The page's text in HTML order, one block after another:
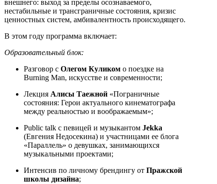
внешнего: выход за пределы осознаваемого,
нестабильные и трансграничные состояния, кризис
ценностных систем, амбивалентность происходящего.
В этом году программа включает:
Образовательный блок:
Разговор с Олегом Куликом о поездке на
Burning Man, искусстве и современности;
Лекция Алисы Таежной «Пограничные
состояния: Герои актуального кинематографа
между реальностью и воображаемым»;
Public talk с певицей и музыкантом Jekka
(Евгения Недосекина) и участницами ее блога
«Параллель» о девушках, занимающихся
музыкальными проектами;
Интенсив по личному брендингу от Пражской
школы дизайна;